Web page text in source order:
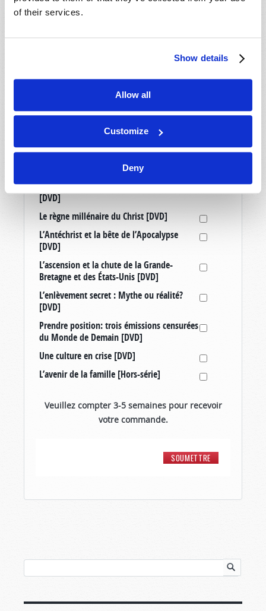
of their services.
Show details
Allow all
Customize
Deny
Allemagne : Un quatrième Reich ? [Article
Comprendre votre monde: Point de vue du
Monde de Demain [DVD]
Échappez à la grande tribulation [DVD]
Élever de bons enfants dans un monde
mauvais [DVD]
La mission de l’Œuvre de Dieu [DVD]
La vérité sur le mouvement transgenre
[DVD]
Le règne millénaire du Christ [DVD]
L’Antéchrist et la bête de l’Apocalypse
[DVD]
L’ascension et la chute de la Grande-
Bretagne et des États-Unis [DVD]
L’enlèvement secret : Mythe ou réalité?
[DVD]
Prendre position: trois émissions censurées
du Monde de Demain [DVD]
Une culture en crise [DVD]
L’avenir de la famille [Hors-série]
Veuillez compter 3-5 semaines pour recevoir
votre commande.